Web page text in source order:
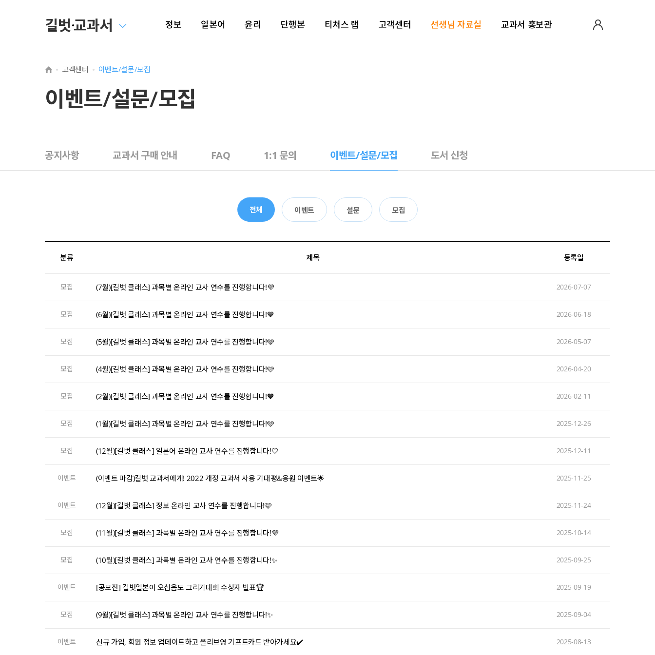
길벗 교과서 정보
고등학교 인공지능 기초
일본어 윤리 단행본 티처스 랩 고객센터 선생님 자료실 교과서 홍보관
고객센터 이벤트/설문/모집
이벤트/설문/모집
공지사항 교과서 구매 안내 FAQ 1:1 문의 이벤트/설문/모집 도서 신청
전체 이벤트 설문 모집
분류 제목 등록일
모집 (7월)[길벗 클래스] 과목별 온라인 교사 연수를 진행합니다!💜 2026-07-07
모집 (6월)[길벗 클래스] 과목별 온라인 교사 연수를 진행합니다!💙 2026-06-18
모집 (5월)[길벗 클래스] 과목별 온라인 교사 연수를 진행합니다!🩵 2026-05-07
모집 (4월)[길벗 클래스] 과목별 온라인 교사 연수를 진행합니다!🩷 2026-04-20
모집 (2월)[길벗 클래스] 과목별 온라인 교사 연수를 진행합니다!🧡 2026-02-11
모집 (1월)[길벗 클래스] 과목별 온라인 교사 연수를 진행합니다!🩵 2025-12-26
모집 (12월)[길벗 클래스] 일본어 온라인 교사 연수를 진행합니다!🤍 2025-12-11
이벤트 (이벤트 마감)길벗 교과서에게! 2022 개정 교과서 사용 기대평&응원 이벤트🌟 2025-11-25
이벤트 (12월)[길벗 클래스] 정보 온라인 교사 연수를 진행합니다!🩷 2025-11-24
모집 (11월)[길벗 클래스] 과목별 온라인 교사 연수를 진행합니다!💜 2025-10-14
모집 (10월)[길벗 클래스] 과목별 온라인 교사 연수를 진행합니다!✨ 2025-09-25
이벤트 [공모전] 길벗일본어 오십음도 그리기대회 수상자 발표🏆 2025-09-19
모집 (9월)[길벗 클래스] 과목별 온라인 교사 연수를 진행합니다!✨ 2025-09-04
이벤트 신규 가입, 회원 정보 업데이트하고 올리브영 기프트카드 받아가세요✔️ 2025-08-13